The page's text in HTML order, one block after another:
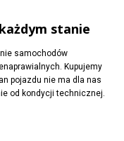
stanie
samochodów
Kupujemy
pojazdu nie ma dla nas
od kondycji technicznej.